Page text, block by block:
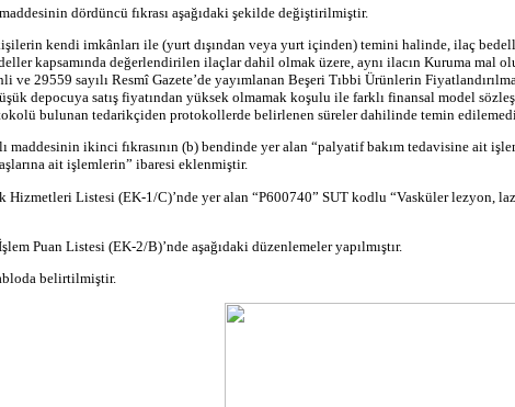
dördüncü fıkrası aşağıdaki şekilde değiştirilmiştir.
kendi imkânları ile (yurt dışından veya yurt içinden) temini halinde, ilaç
kapsamında değerlendirilen ilaçlardahil olmak üzere, aynı ilacın Kuruma mal
ve 29559 sayılı Resmî Gazete’de yayımlanan Beşeri Tıbbi Ürünlerin
depocuya satış fiyatından yüksek olmamak koşulu ile farklı finansal model
bulunan tedarikçiden protokollerde belirlenen süreler dahilinde temin
maddesinin ikinci fıkrasının (b) bendinde yer alan “palyatifbakım tedavisine ait
ait işlemlerin” ibaresi eklenmiştir.
Hizmetleri Listesi (EK-1/C)’nde yer alan “P600740” SUT kodlu “Vaskülerlezyon,
Puan Listesi (EK-2/B)’nde aşağıdaki düzenlemeler yapılmıştır.
belirtilmiştir.